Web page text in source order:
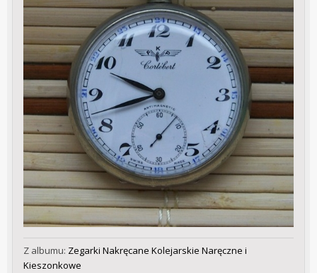
Z albumu: Zegarki Nakręcane Kolejarskie Naręczne i
Kieszonkowe